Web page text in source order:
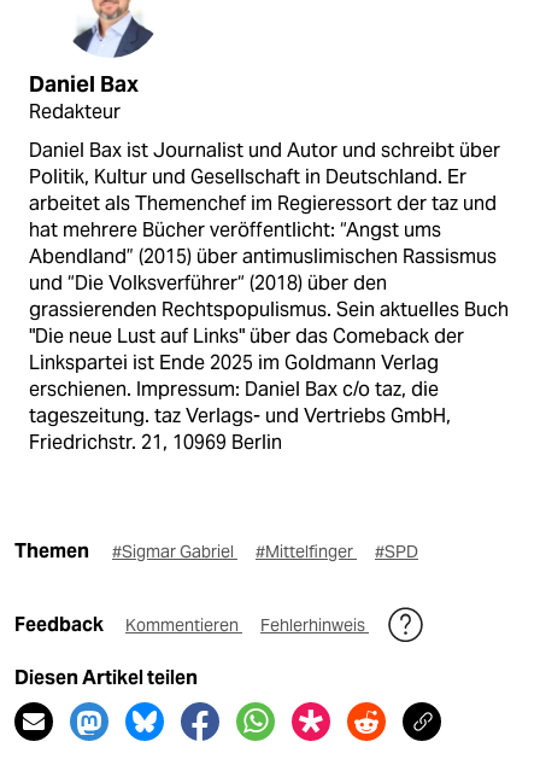
Daniel Bax
Redakteur
Daniel Bax ist Journalist und Autor und schreibt über
Politik, Kultur und Gesellschaft in Deutschland. Er
arbeitet als Themenchef im Regieressort der taz und
hat mehrere Bücher veröffentlicht: “Angst ums
Abendland” (2015) über antimuslimischen Rassismus
und “Die Volksverführer“ (2018) über den
grassierenden Rechtspopulismus. Sein aktuelles Buch
"Die neue Lust auf Links" über das Comeback der
Linkspartei ist Ende 2025 im Goldmann Verlag
erschienen. Impressum: Daniel Bax c/o taz, die
tageszeitung. taz Verlags- und Vertriebs GmbH,
Friedrichstr. 21, 10969 Berlin
Themen #Sigmar Gabriel #Mittelfinger #SPD
Feedback Kommentieren Fehlerhinweis
Diesen Artikel teilen